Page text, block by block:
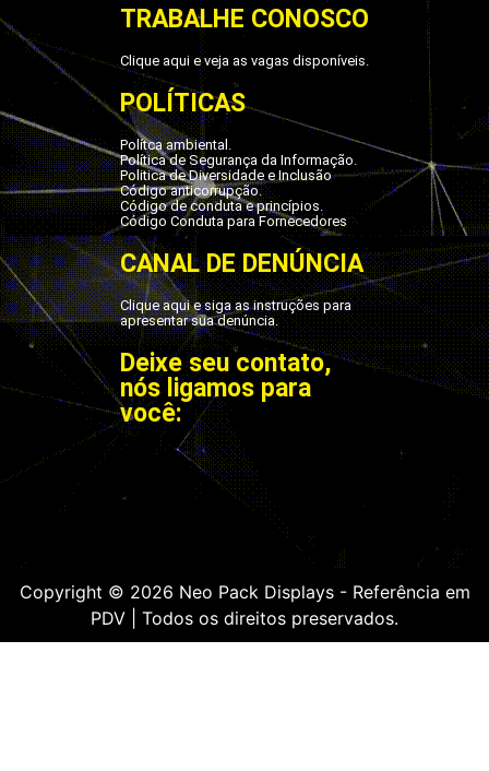
TRABALHE CONOSCO
Clique aqui e veja as vagas disponíveis.
POLÍTICAS
Polítca ambiental.
Política de Segurança da Informação.
Politica de Diversidade e Inclusão
Código anticorrupção.
Código de conduta e princípios.
Código Conduta para Fornecedores
CANAL DE DENÚNCIA
Clique aqui e siga as instruções para
apresentar sua denúncia.
Deixe seu contato,
nós ligamos para
você:
Copyright © 2026 Neo Pack Displays - Referência em
PDV | Todos os direitos preservados.